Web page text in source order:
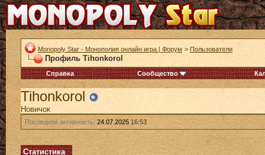
Monopoly Star - Монополия онлайн игра | Форум > Пользователи
Профиль Tihonkorol
Справка Сообщество
Tihonkorol
Новичок
Последняя активность:24.07.202516:53
Статистика